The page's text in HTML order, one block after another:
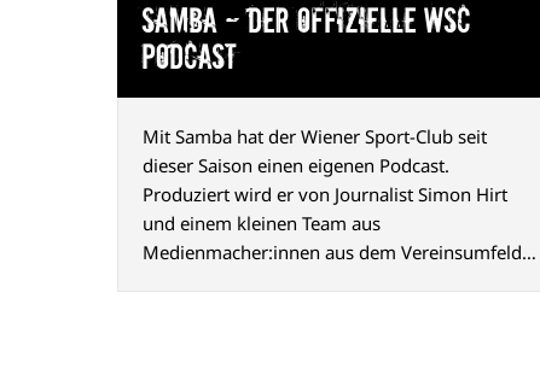
Samba — Der offizielle WSC
Podcast
Mit Samba hat der Wiener Sport-Club seit
dieser Saison einen eigenen Podcast.
Produziert wird er von Journalist Simon Hirt
und einem kleinen Team aus
Medienmacher:innen aus dem Vereinsumfeld.